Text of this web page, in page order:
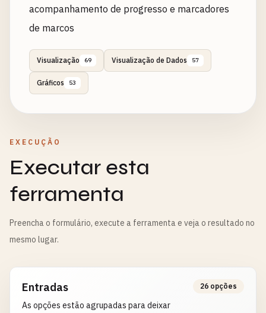
acompanhamento de progresso e marcadores
de marcos
Visualização 69 Visualização de Dados 57
Gráficos 53
EXECUÇÃO
Executar esta
ferramenta
Preencha o formulário, execute a ferramenta e veja o resultado no
mesmo lugar.
Entradas
As opções estão agrupadas para deixar
26 opções